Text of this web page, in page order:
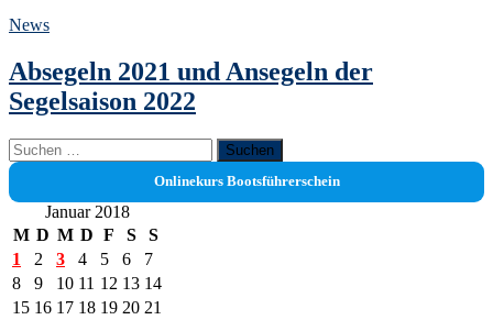
News
Absegeln 2021 und Ansegeln der
Segelsaison 2022
Suchen
nach:
Onlinekurs Bootsführerschein
Januar 2018
M D M D F S
S
1
2 3 4 5 6
7
8
9 10 11 12 13 14
15 16 17 18 19 20 21